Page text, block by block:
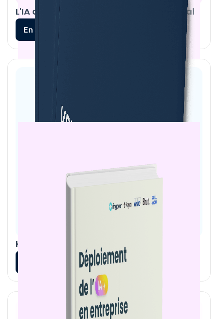
L'IA au service du coaching commercial
En savoir plus
KPI à fort impact pour les équipes IT